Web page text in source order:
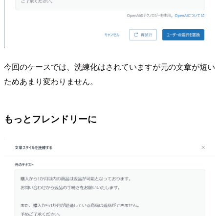
今回のケースでは、洗練化はされていますが元の文章が短い
ためあまり変わりません。
もっとフレンドリーに